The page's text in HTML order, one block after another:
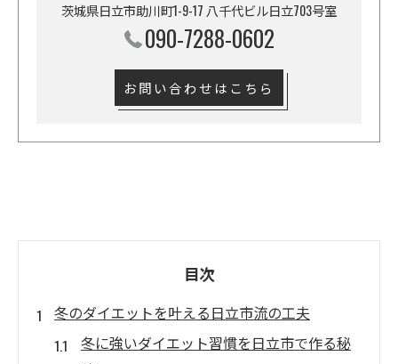
茨城県日立市助川町1-9-17 八千代ビル日立703号室
090-7288-0602
お問い合わせはこちら
目次
冬のダイエットを叶える日立市流の工夫
冬に強いダイエット習慣を日立市で作る秘